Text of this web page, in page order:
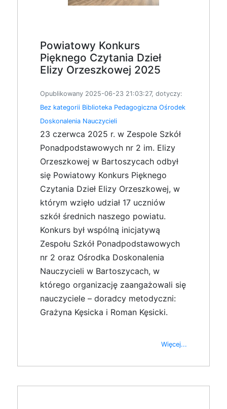
Powiatowy Konkurs
Pięknego Czytania Dzieł
Elizy Orzeszkowej 2025
Opublikowany 2025-06-23 21:03:27, dotyczy:
Bez kategorii Biblioteka Pedagogiczna Ośrodek
Doskonalenia Nauczycieli
23 czerwca 2025 r. w Zespole Szkół
Ponadpodstawowych nr 2 im. Elizy
Orzeszkowej w Bartoszycach odbył
się Powiatowy Konkurs Pięknego
Czytania Dzieł Elizy Orzeszkowej, w
którym wzięło udział 17 uczniów
szkół średnich naszego powiatu.
Konkurs był wspólną inicjatywą
Zespołu Szkół Ponadpodstawowych
nr 2 oraz Ośrodka Doskonalenia
Nauczycieli w Bartoszycach, w
którego organizację zaangażowali się
nauczyciele – doradcy metodyczni:
Grażyna Kęsicka i Roman Kęsicki.
Więcej...